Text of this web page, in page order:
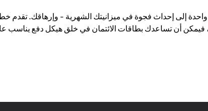
أن تساعدك بطاقات الائتمان في خلق هيكل دفع يناسب